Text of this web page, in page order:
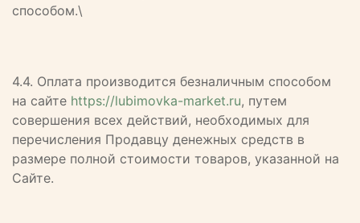
способом.\
4.4. Оплата производится безналичным способом
на сайте https://lubimovka-market.ru, путем
совершения всех действий, необходимых для
перечисления Продавцу денежных средств в
размере полной стоимости товаров, указанной на
Сайте.